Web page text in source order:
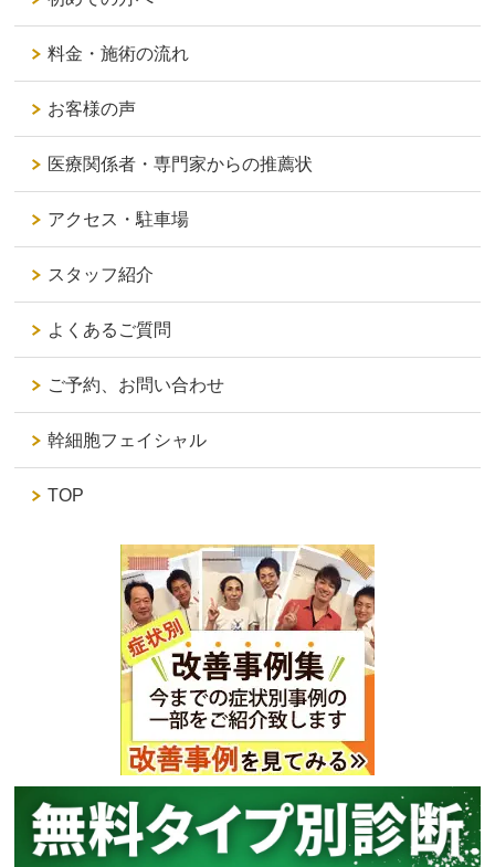
料金・施術の流れ
お客様の声
医療関係者・専門家からの推薦状
アクセス・駐車場
スタッフ紹介
よくあるご質問
ご予約、お問い合わせ
幹細胞フェイシャル
TOP